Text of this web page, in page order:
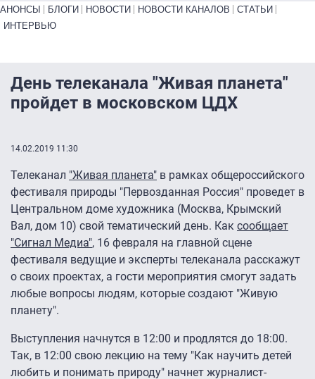
Primary links bottom
АНОНСЫ БЛОГИ НОВОСТИ НОВОСТИ КАНАЛОВ
СТАТЬИ
ИНТЕРВЬЮ
День телеканала "Живая планета"
пройдет в московском ЦДХ
14.02.2019 11:30
Телеканал "Живая планета" в рамках общероссийского
фестиваля природы "Первозданная Россия" проведет в
Центральном доме художника (Москва, Крымский
Вал, дом 10) свой тематический день. Как сообщает
"Сигнал Медиа", 16 февраля на главной сцене
фестиваля ведущие и эксперты телеканала расскажут
о своих проектах, а гости мероприятия смогут задать
любые вопросы людям, которые создают "Живую
планету".
Выступления начнутся в 12:00 и продлятся до 18:00.
Так, в 12:00 свою лекцию на тему "Как научить детей
любить и понимать природу" начнет журналист-